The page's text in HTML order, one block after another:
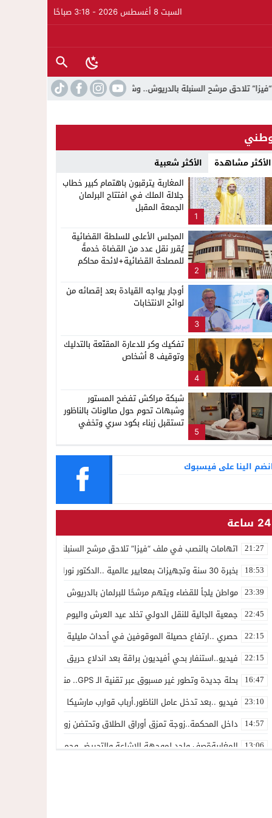
السبت 8 أغسطس 2026 - 3:18 صباحًا
بالدريوش.. وشكاية قضائية تفتح الباب أمام التحقيق 18:53
الأكثر مشاهدة الأكثر شعبية
1
المغاربة يترقبون باهتمام كبير خطاب
جلالة الملك في افتتاح البرلمان
الجمعة المقبل
2
المجلس الأعلى للسلطة القضائية
يُقرر نقل عدد من القضاة خدمةً
للمصلحة القضائية+لائحة محاكم
3
أوجار يواجه القيادة بعد إقصائه من
لوائح الانتخابات
4
تفكيك وكر للدعارة المقنّعة بالتدليك
وتوقيف 8 أشخاص
5
شبكة مراكش تفضح المستور
وشبهات تحوم حول صالونات بالناظور
تستقبل زبناء بكود سري وتخفي
الينا على فيسبوك
24 ساعة
21:27 اتهامات بالنصب في ملف “فيزا” تلاحق مرشح السنبلة بالدريوش..
18:53 بخبرة 30 سنة وتجهيزات بمعايير عالمية ..الدكتور نورالدين صبار يفتتح عيادته المتخصصة في جراحة العظام بالناظور
23:39 مواطن يلجأ للقضاء ويتهم مرشحًا للبرلمان بالدريوش بالاستيلاء على 22 مليون سنتيم
22:45 جمعية الجالية للنقل الدولي تخلد عيد العرش واليوم الوطني للمهاجر
22:15 حصري ..ارتفاع حصيلة الموقوفين في أحداث مليلية إلى 82 شخصًا وتحقيقات تقود إلى متابعات جنائية ثقيلة
22:15 فيديو..استنفار بحي أفيديون براقة بعد اندلاع حريق داخل ضيعة فلاحية
16:47 بحلة جديدة وتطور غير مسبوق عبر تقنية الـ GPS.. منصة “مرحباناظور” تعزز مكانتها كوجهة أولى لسكان إقليمي الناظور والدريوش
23:10 فيديو ..بعد تدخل عامل الناظور.أرباب قوارب مارشيكا يعلقون احتجاجهم
14:57 داخل المحكمة..زوجة تمزق أوراق الطلاق وتحتضن زوجها في لحظة
13:06 المغاربةةصف واحد لموجهة الإشاعة والتحريض وحملات التضليل